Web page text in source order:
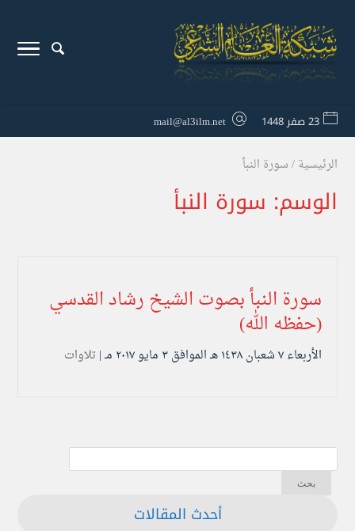
23 صفر 1448 mail@al3ilm.net
الرئيسية/سورة النبأ
الوسم: سورة النبأ
سورة النبأ بصوت الشيخ رشاد القدسي
(حفظه الله)
الأربعاء ۷ شعبان ۱٤۳۸ هـ الموافق ۳ مايو ۲۰۱۷ مـ | تلاوات
أحدث المقالات